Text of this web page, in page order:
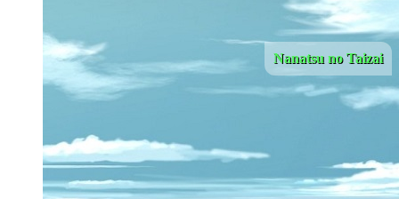
Nanatsu no Taizai